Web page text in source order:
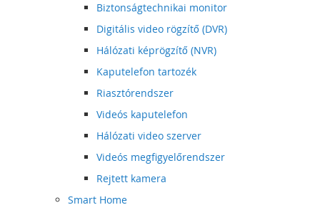
Biztonságtechnikai monitor
Digitális video rögzítő (DVR)
Hálózati képrögzítő (NVR)
Kaputelefon tartozék
Riasztórendszer
Videós kaputelefon
Hálózati video szerver
Videós megfigyelőrendszer
Rejtett kamera
Smart Home